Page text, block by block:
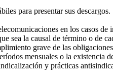
para presentar sus descargos.
en los casos
la causal de término o de
grave de las
mensuales o la existencia
y prácticas